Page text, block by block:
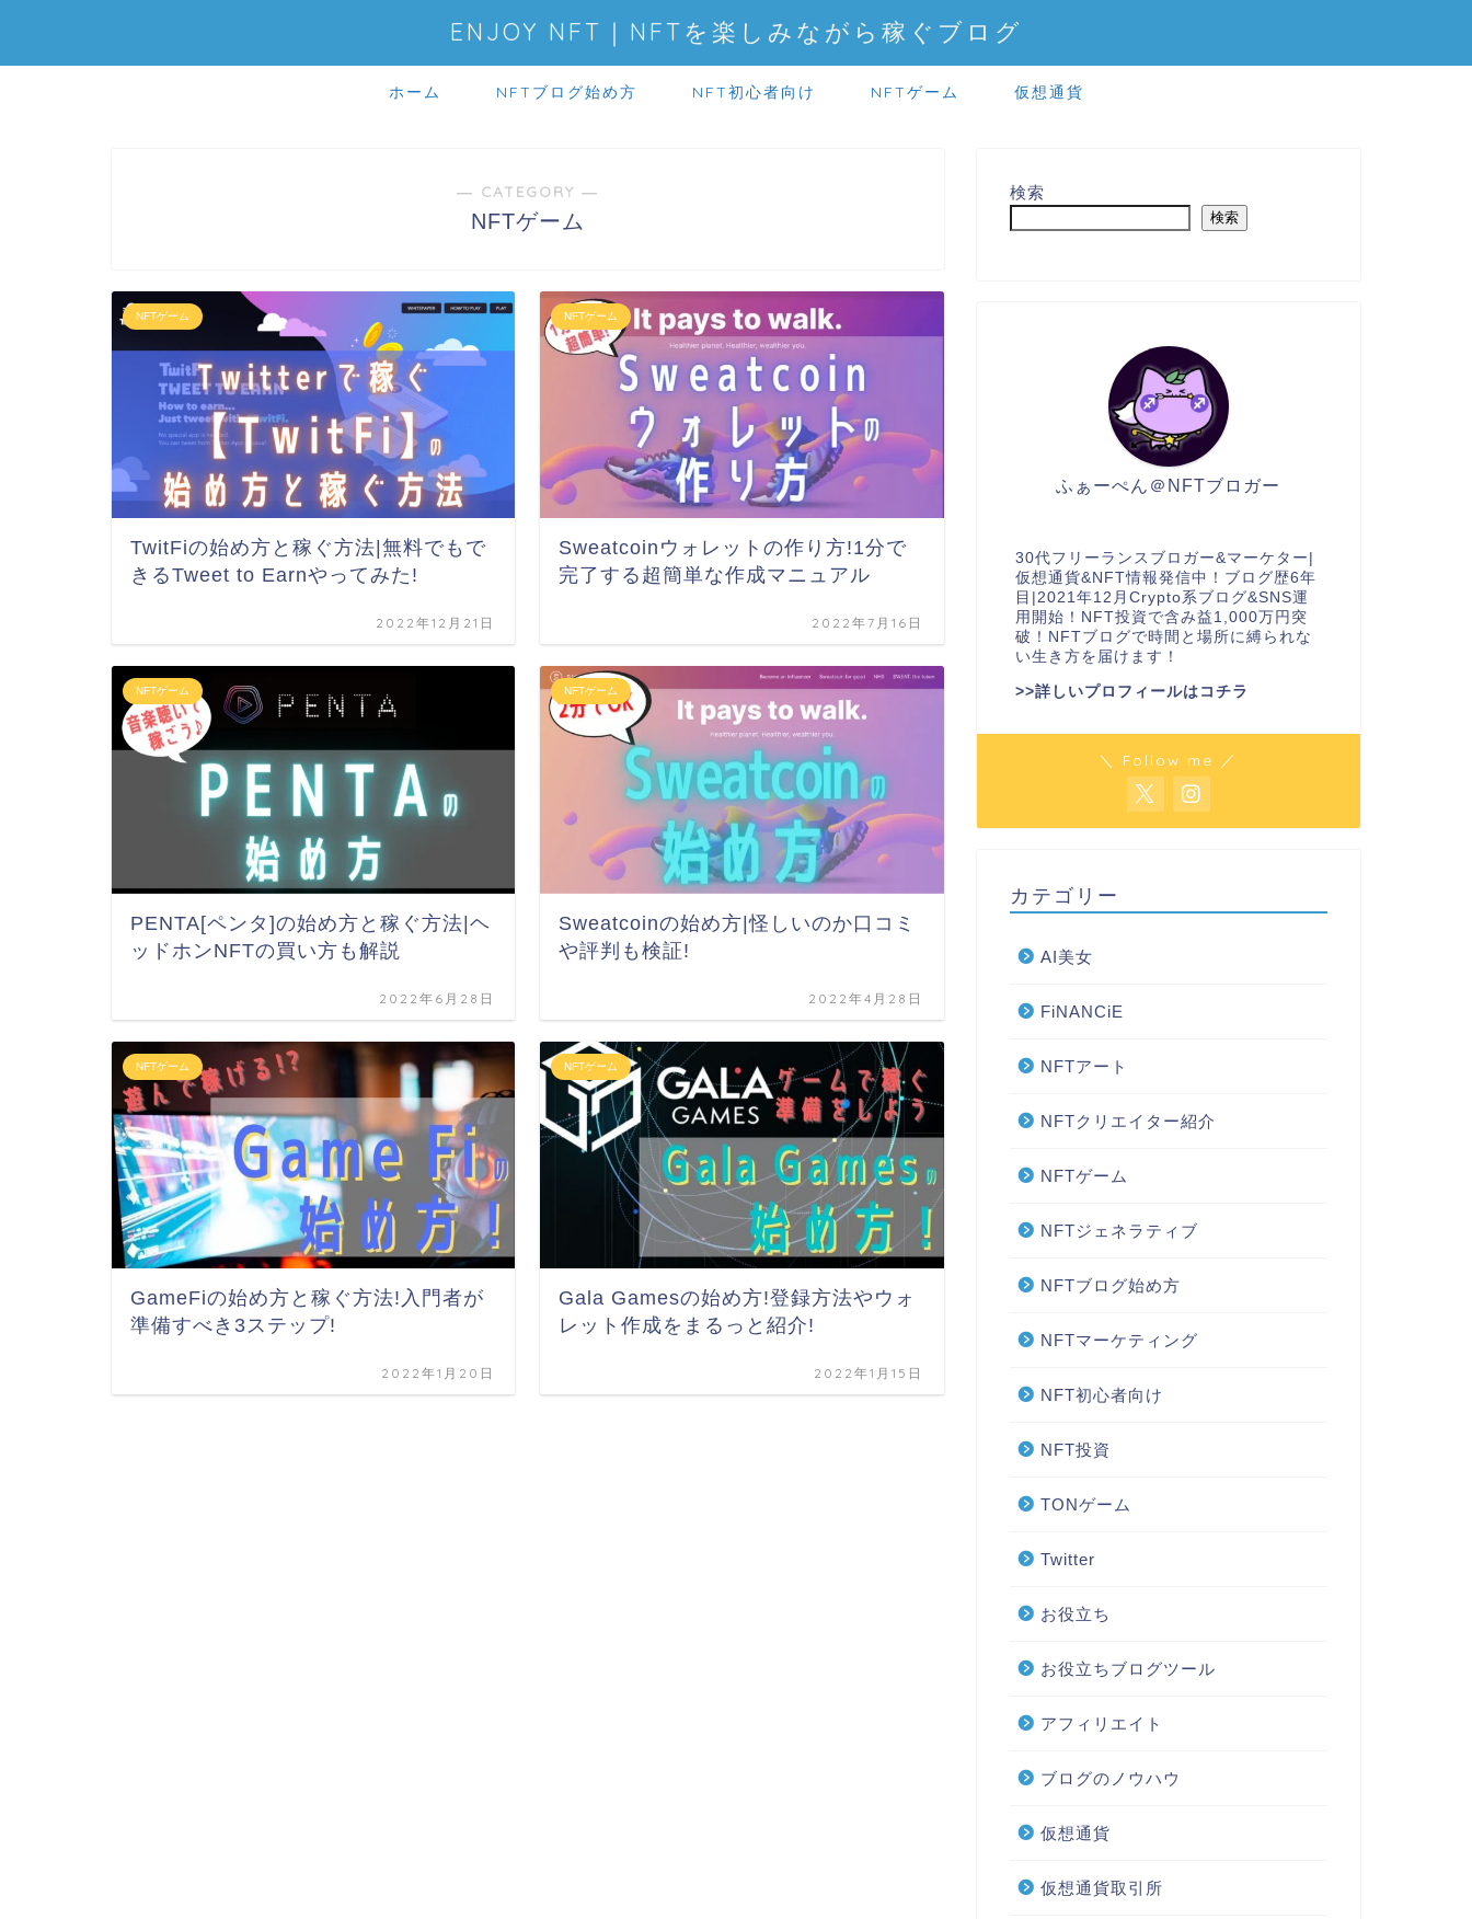
ENJOY NFT｜NFTを楽しみながら稼ぐブログ
ホーム NFTブログ始め方 NFT初心者向け NFTゲーム 仮想通貨
― CATEGORY ―
NFTゲーム
NFTゲーム
TwitFiの始め方と稼ぐ方法|無料でもで
きるTweet to Earnやってみた!
2022年12月21日
NFTゲーム
Sweatcoinウォレットの作り方!1分で
完了する超簡単な作成マニュアル
2022年7月16日
NFTゲーム
PENTA[ペンタ]の始め方と稼ぐ方法|ヘ
ッドホンNFTの買い方も解説
2022年6月28日
NFTゲーム
Sweatcoinの始め方|怪しいのか口コミ
や評判も検証!
2022年4月28日
NFTゲーム
GameFiの始め方と稼ぐ方法!入門者が
準備すべき3ステップ!
2022年1月20日
NFTゲーム
Gala Gamesの始め方!登録方法やウォ
レット作成をまるっと紹介!
2022年1月15日
検索
検索
ふぁーぺん＠NFTブロガー
30代フリーランスブロガー&マーケター|
仮想通貨&NFT情報発信中！ブログ歴6年
目|2021年12月Crypto系ブログ&SNS運
用開始！NFT投資で含み益1,000万円突
破！NFTブログで時間と場所に縛られな
い生き方を届けます！
>>詳しいプロフィールはコチラ
＼ Follow me ／
カテゴリー
AI美女
FiNANCiE
NFTアート
NFTクリエイター紹介
NFTゲーム
NFTジェネラティブ
NFTブログ始め方
NFTマーケティング
NFT初心者向け
NFT投資
TONゲーム
Twitter
お役立ち
お役立ちブログツール
アフィリエイト
ブログのノウハウ
仮想通貨
仮想通貨取引所